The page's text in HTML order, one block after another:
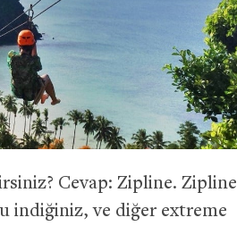
Cevap: Zipline. Zipline
indiğiniz, ve diğer extreme